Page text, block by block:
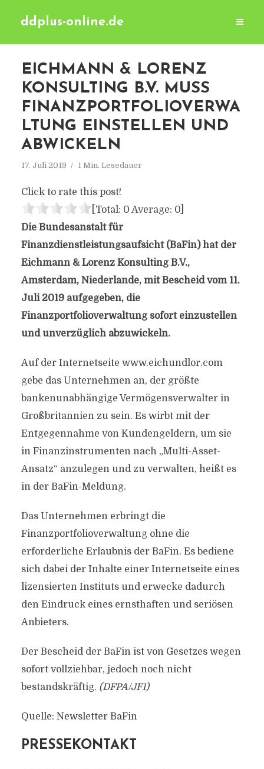
ddplus-online.de
EICHMANN & LORENZ
KONSULTING B.V. MUSS
FINANZPORTFOLIOVERWA
LTUNG EINSTELLEN UND
ABWICKELN
17. Juli 2019 1 Min. Lesedauer
Click to rate this post!
[Total: 0 Average: 0]
Die Bundesanstalt für
Finanzdienstleistungsaufsicht (BaFin) hat der
Eichmann & Lorenz Konsulting B.V.,
Amsterdam, Niederlande, mit Bescheid vom 11.
Juli 2019 aufgegeben, die
Finanzportfolioverwaltung sofort einzustellen
und unverzüglich abzuwickeln.
Auf der Internetseite www.eichundlor.com
gebe das Unternehmen an, der größte
bankenunabhängige Vermögensverwalter in
Großbritannien zu sein. Es wirbt mit der
Entgegennahme von Kundengeldern, um sie
in Finanzinstrumenten nach „Multi-Asset-
Ansatz“ anzulegen und zu verwalten, heißt es
in der BaFin-Meldung.
Das Unternehmen erbringt die
Finanzportfolioverwaltung ohne die
erforderliche Erlaubnis der BaFin. Es bediene
sich dabei der Inhalte einer Internetseite eines
lizensierten Instituts und erwecke dadurch
den Eindruck eines ernsthaften und seriösen
Anbieters.
Der Bescheid der BaFin ist von Gesetzes wegen
sofort vollziehbar, jedoch noch nicht
bestandskräftig. (DFPA/JF1)
Quelle: Newsletter BaFin
PRESSEKONTAKT